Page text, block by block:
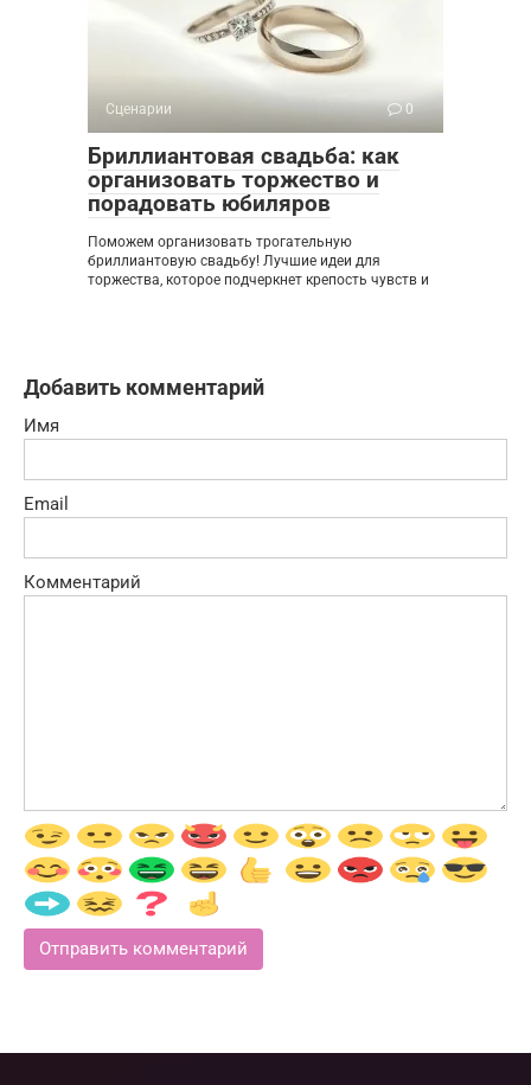
Сценарии 0
Бриллиантовая свадьба: как
организовать торжество и
порадовать юбиляров
Поможем организовать трогательную
бриллиантовую свадьбу! Лучшие идеи для
торжества, которое подчеркнет крепость чувств и
Добавить комментарий
Имя
Email
Комментарий